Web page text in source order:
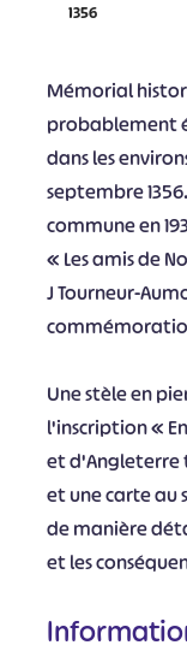
1356
Mémorial
probablement
dans les
septembre
commune en
« Les amis de
J Tourneur-
Une stèle en
l'inscription «
et d'Angleterre
et une carte au
de manière
et les